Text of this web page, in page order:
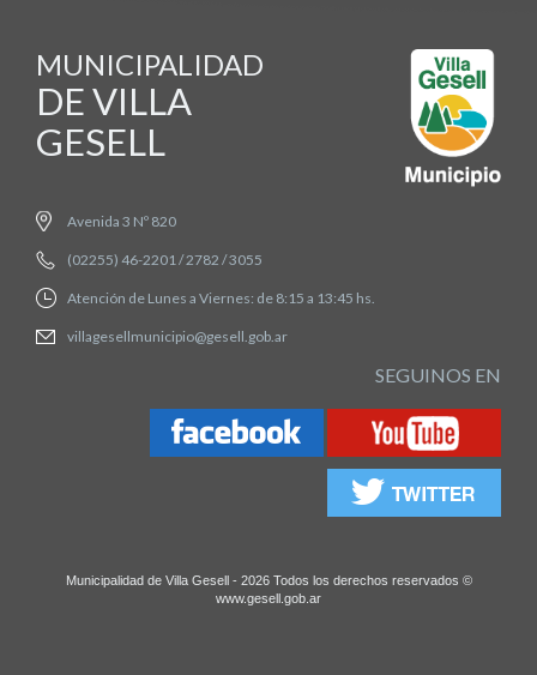
MUNICIPALIDAD
DE VILLA
GESELL
Avenida 3 Nº 820
(02255) 46-2201 / 2782 / 3055
Atención de Lunes a Viernes: de 8:15 a 13:45 hs.
villagesellmunicipio@gesell.gob.ar
SEGUINOS EN
Municipalidad de Villa Gesell - 2026 Todos los derechos reservados ©
www.gesell.gob.ar